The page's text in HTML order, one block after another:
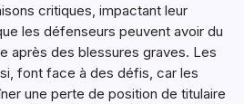
critiques, impactant leur
les défenseurs peuvent avoir du
après des blessures graves. Les
font face à des défis, car les
une perte de position de titulaire